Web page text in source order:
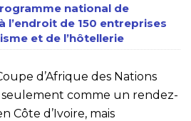
national de
l’endroit de 150 entreprises
et de l’hôtellerie
d’Afrique des Nations
seulement comme un rendez-
Côte d’Ivoire, mais